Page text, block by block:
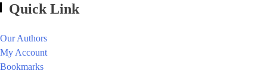
Quick Link
Our Authors
My Account
Bookmarks